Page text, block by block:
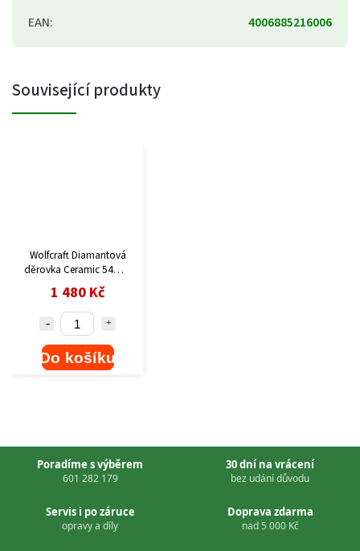
EAN: 4006885216006
Související produkty
Wolfcraft Diamantová
děrovka Ceramic 54mm
hl.45mm M14 k
úhl.brusce 5947000
1 480 Kč
Do košíku
Poradíme s výběrem
601 282 179
30 dní na vrácení
bez udání důvodu
Servis i po záruce
opravy a díly
Doprava zdarma
nad 5 000 Kč